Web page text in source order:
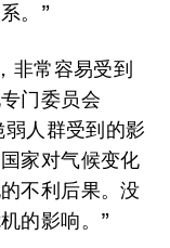
。”
非常容易受到
门委员会
弱人群受到的影
家对气候变化
不利后果。没
的影响。”